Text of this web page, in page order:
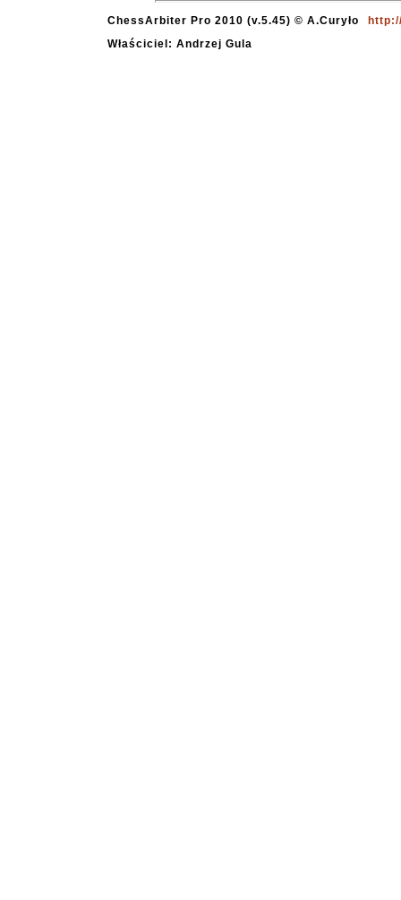
ChessArbiter Pro 2010 (v.5.45) © A.Curyło
Właściciel: Andrzej Gula